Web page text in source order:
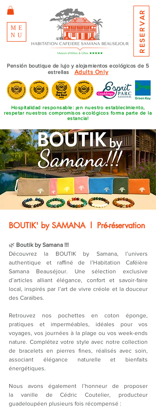
ME
NU
Pensión boutique de lujo y alojamientos ecológicos de 5
estrellas Adults Only
RESERVAR
Hospitalidad responsable: ¡en nuestro establecimiento,
respetar nuestros compromisos ecológicos forma parte de la
estancia!
BOUTIK' by SAMANA  l  Pré-réservation
🌿 Boutik by Samana !!!
Découvrez la BOUTIK by Samana, l’univers
authentique et raffiné de l’Habitation Caféière
Samana Beauséjour. Une sélection exclusive
d’articles alliant élégance, confort et savoir-faire
local, inspirés par l’art de vivre créole et la douceur
des Caraïbes.
Retrouvez nos pochettes en coton éponge,
pratiques et imperméables, idéales pour vos
voyages, vos journées à la plage ou vos week-ends
nature. Complétez votre style avec notre collection
de bracelets en pierres fines, réalisés avec soin,
associant élégance naturelle et bienfaits
énergétiques.
Nous avons également l’honneur de proposer
la vanille de Cédric Coutelier, producteur
guadeloupéen plusieurs fois récompensé :